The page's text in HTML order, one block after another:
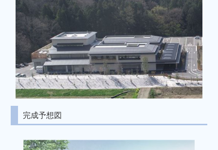
完成予想図